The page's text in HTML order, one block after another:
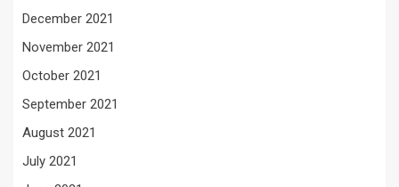
December 2021
November 2021
October 2021
September 2021
August 2021
July 2021